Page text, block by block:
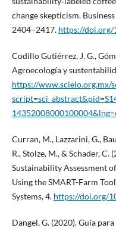
change skepticism.
2404–2417. https://doi.org/
Codillo Gutiérrez, J. G.,
Agroecología y
https://www.scielo.org.mx/
Curran, M., Lazzarini, G.,
R., Stolze, M., & Schader,
Sustainability Assessment
Using the SMART-Farm
Systems, 4. https://doi.org/
Dangel, G. (2020). Guía